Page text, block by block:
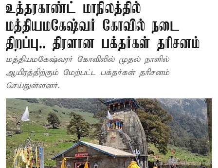
உத்தரகாண்ட் மாநிலத்தில்
மத்தியமகேஷ்வர் கோவில் நடை
திறப்பு.. திரளான பக்தர்கள் தரிசனம்
மத்தியமகேஷ்வரர் கோவிலில் முதல் நாளில்
ஆயிரத்திற்கும் மேற்பட்ட பக்தர்கள் தரிசனம்
செய்துள்ளனர்.